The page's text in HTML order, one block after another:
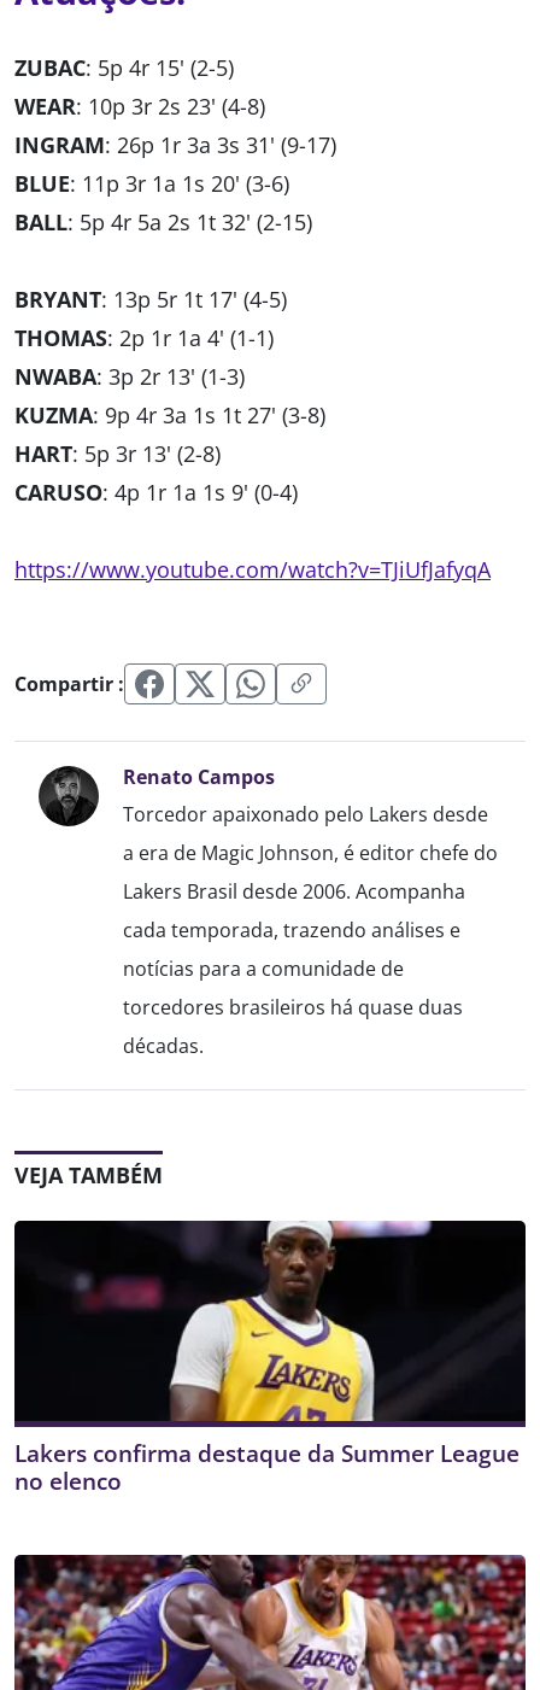
ZUBAC: 5p 4r 15' (2-5)
WEAR: 10p 3r 2s 23' (4-8)
INGRAM: 26p 1r 3a 3s 31' (9-17)
BLUE: 11p 3r 1a 1s 20' (3-6)
BALL: 5p 4r 5a 2s 1t 32' (2-15)
BRYANT: 13p 5r 1t 17' (4-5)
THOMAS: 2p 1r 1a 4' (1-1)
NWABA: 3p 2r 13' (1-3)
KUZMA: 9p 4r 3a 1s 1t 27' (3-8)
HART: 5p 3r 13' (2-8)
CARUSO: 4p 1r 1a 1s 9' (0-4)
https://www.youtube.com/watch?v=TJiUfJafyqA
Compartir :
Renato Campos
Torcedor apaixonado pelo Lakers desde
a era de Magic Johnson, é editor chefe do
Lakers Brasil desde 2006. Acompanha
cada temporada, trazendo análises e
notícias para a comunidade de
torcedores brasileiros há quase duas
décadas.
VEJA TAMBÉM
Lakers confirma destaque da Summer League
no elenco